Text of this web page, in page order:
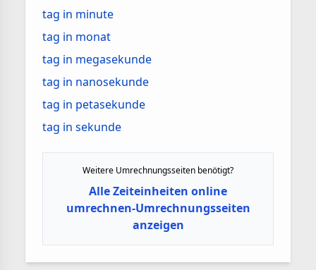
tag in minute
tag in monat
tag in megasekunde
tag in nanosekunde
tag in petasekunde
tag in sekunde
Weitere Umrechnungsseiten benötigt?
Alle Zeiteinheiten online
umrechnen-Umrechnungsseiten
anzeigen